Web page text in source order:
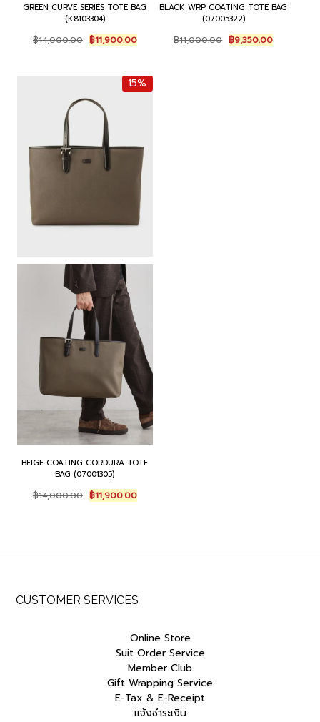
GREEN CURVE SERIES TOTE BAG
(K8103304)
฿14,000.00 Original
price
฿14,000.00.
฿11,900.00Current
price
฿11,900.00.
BLACK WRP COATING TOTE BAG
(07005322)
฿11,000.00 Original
price
฿9,350.00Current
price
15%
BEIGE COATING CORDURA TOTE
BAG (07001305)
฿14,000.00 Original
price
฿11,900.00Current
price
CUSTOMER SERVICES
Online Store
Suit Order Service
Member Club
Gift Wrapping Service
E-Tax & E-Receipt
แจ้งชำระเงิน